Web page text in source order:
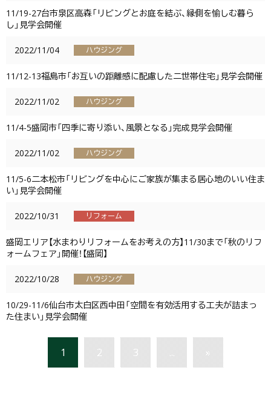
11/19-27台市泉区高森「リビングとお庭を結ぶ、縁側を愉しむ暮ら
し」見学会開催
2022/11/04 ハウジング
11/12-13福島市「お互いの距離感に配慮した二世帯住宅」見学会開催
2022/11/02 ハウジング
11/4-5盛岡市「四季に寄り添い、風景となる」完成見学会開催
2022/11/02 ハウジング
11/5-6二本松市「リビングを中心にご家族が集まる居心地のいい住ま
い」見学会開催
2022/10/31 リフォーム
盛岡エリア【水まわりリフォームをお考えの方】11/30まで「秋のリフ
ォームフェア」開催！【盛岡】
2022/10/28 ハウジング
10/29-11/6仙台市太白区西中田「空間を有効活用する工夫が詰まっ
た住まい」見学会開催
1 2 3 ... »